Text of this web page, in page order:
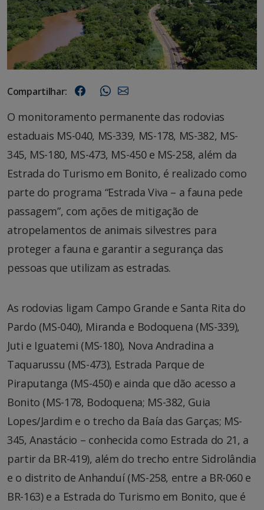
Compartilhar:
O monitoramento permanente das rodovias
estaduais MS-040, MS-339, MS-178, MS-382, MS-
345, MS-180, MS-473, MS-450 e MS-258, além da
Estrada do Turismo em Bonito, é realizado como
parte do programa “Estrada Viva – a fauna pede
passagem”, com ações de mitigação de
atropelamentos de animais silvestres para
proteger a fauna e garantir a segurança das
pessoas que utilizam as estradas.
As rodovias ligam Campo Grande e Santa Rita do
Pardo (MS-040), Miranda e Bodoquena (MS-339),
Juti e Iguatemi (MS-180), Nova Andradina a
Taquarussu (MS-473), Estrada Parque de
Piraputanga (MS-450) e ainda que dão acesso a
Bonito (MS-178, Bodoquena; MS-382, Guia
Lopes/Jardim e o trecho da Baía das Garças; MS-
345, Anastácio – conhecida como Estrada do 21, a
partir da BR-419), além do trecho entre Sidrolândia
e o distrito de Anhanduí (MS-258, entre a BR-060 e
BR-163) e a Estrada do Turismo em Bonito, que é